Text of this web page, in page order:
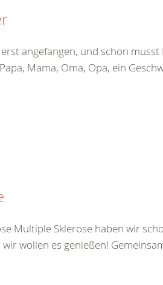
angefangen, und schon
Mama, Oma, Opa, ein
Multiple Sklerose haben wir
wollen es genießen!